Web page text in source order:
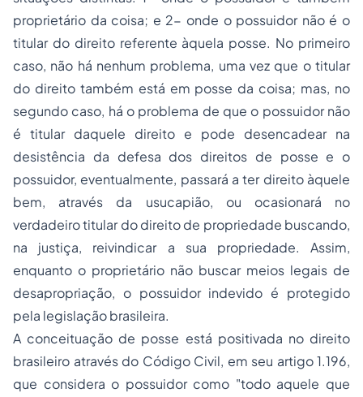
proprietário da coisa; e 2- onde o possuidor não é o
titular do direito referente àquela posse. No primeiro
caso, não há nenhum problema, uma vez que o titular
do direito também está em posse da coisa; mas, no
segundo caso, há o problema de que o possuidor não
é titular daquele direito e pode desencadear na
desistência da defesa dos direitos de posse e o
possuidor, eventualmente, passará a ter direito àquele
bem, através da usucapião, ou ocasionará no
verdadeiro titular do direito de propriedade buscando,
na justiça, reivindicar a sua propriedade. Assim,
enquanto o proprietário não buscar meios legais de
desapropriação, o possuidor indevido é protegido
pela legislação brasileira.
A conceituação de posse está positivada no direito
brasileiro através do Código Civil, em seu artigo 1.196,
que considera o possuidor como "todo aquele que